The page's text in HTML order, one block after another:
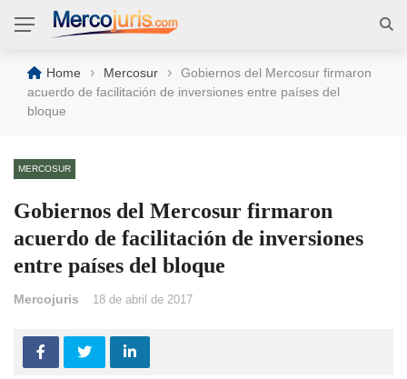
Home › Mercosur ›
Gobiernos del Mercosur firmaron
acuerdo de facilitación de inversiones entre países del
bloque
MERCOSUR
Gobiernos del Mercosur firmaron
acuerdo de facilitación de inversiones
entre países del bloque
Mercojuris 18 de abril de 2017